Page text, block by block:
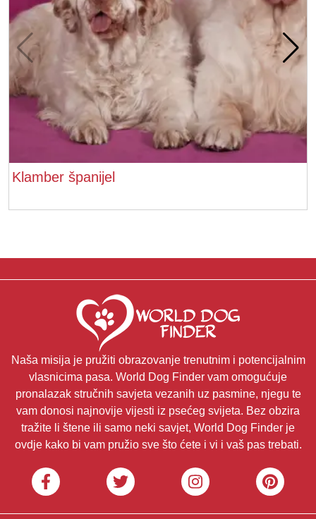
Klamber španijel
Naša misija je pružiti obrazovanje trenutnim i potencijalnim
vlasnicima pasa. World Dog Finder vam omogućuje
pronalazak stručnih savjeta vezanih uz pasmine, njegu te
vam donosi najnovije vijesti iz psećeg svijeta. Bez obzira
tražite li štene ili samo neki savjet, World Dog Finder je
ovdje kako bi vam pružio sve što ćete i vi i vaš pas trebati.